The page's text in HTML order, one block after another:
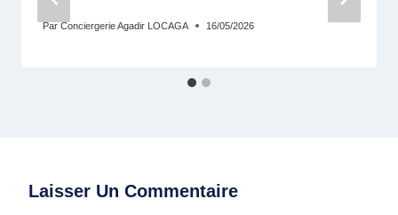
Par Conciergerie Agadir LOCAGA 16/05/2026
Laisser Un Commentaire